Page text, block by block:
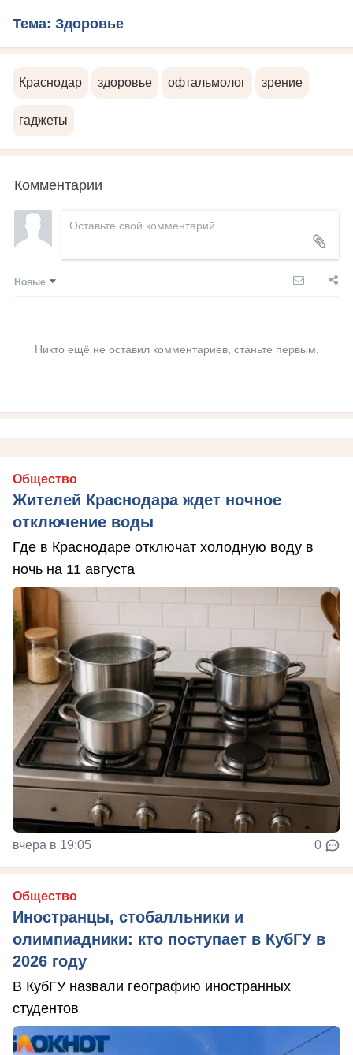
Тема: Здоровье
Краснодар здоровье офтальмолог зрение
гаджеты
Комментарии
Новые
Никто ещё не оставил комментариев, станьте первым.
Общество
Жителей Краснодара ждет ночное
отключение воды
Где в Краснодаре отключат холодную воду в
ночь на 11 августа
вчера в 19:05 0
Общество
Иностранцы, стобалльники и
олимпиадники: кто поступает в КубГУ в
2026 году
В КубГУ назвали географию иностранных
студентов